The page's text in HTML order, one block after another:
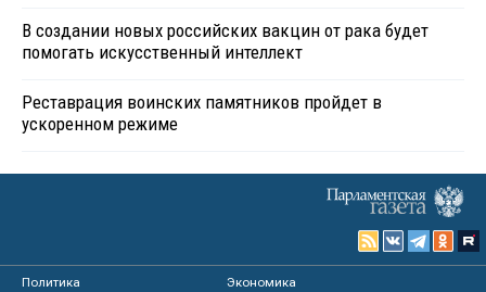
В создании новых российских вакцин от рака будет
помогать искусственный интеллект
Реставрация воинских памятников пройдет в
ускоренном режиме
Политика
Экономика